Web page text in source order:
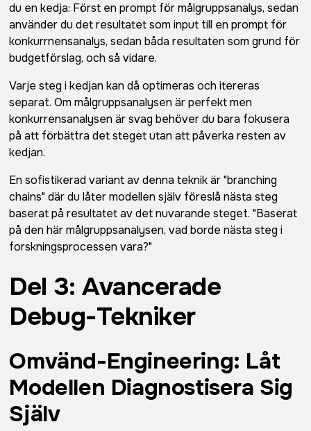
du en kedja: Först en prompt för målgruppsanalys, sedan
använder du det resultatet som input till en prompt för
konkurrnensanalys, sedan båda resultaten som grund för
budgetförslag, och så vidare.
Varje steg i kedjan kan då optimeras och itereras
separat. Om målgruppsanalysen är perfekt men
konkurrensanalysen är svag behöver du bara fokusera
på att förbättra det steget utan att påverka resten av
kedjan.
En sofistikerad variant av denna teknik är "branching
chains" där du låter modellen själv föreslå nästa steg
baserat på resultatet av det nuvarande steget. "Baserat
på den här målgruppsanalysen, vad borde nästa steg i
forskningsprocessen vara?"
Del 3: Avancerade
Debug-Tekniker
Omvänd-Engineering: Låt
Modellen Diagnostisera Sig
Själv